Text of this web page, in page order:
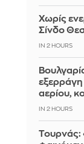
Χωρίς
Σίνδο
IN 2 HOURS
αερίου,
IN 2 HOURS
Τουρνάς: